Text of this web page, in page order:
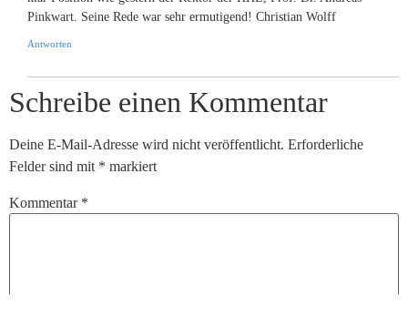
Pinkwart. Seine Rede war sehr ermutigend! Christian Wolff
Antworten
Schreibe einen Kommentar
Deine E-Mail-Adresse wird nicht veröffentlicht. Erforderliche
Felder sind mit * markiert
Kommentar *